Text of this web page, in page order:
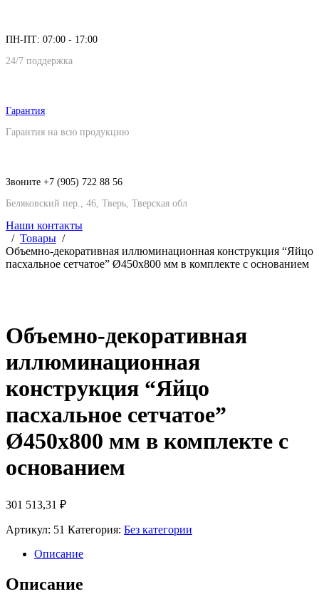
ПН-ПТ: 07:00 - 17:00
24/7 поддержка
Гарантия
Гарантия на всю продукцию
Звоните +7 (905) 722 88 56
Беляковский пер., 46, Тверь, Тверская обл
Наши контакты
Товары
Объемно-декоративная иллюминационная конструкция “Яйцо
пасхальное сетчатое” Ø450х800 мм в комплекте с основанием
Объемно-декоративная
иллюминационная
конструкция “Яйцо
пасхальное сетчатое”
Ø450х800 мм в комплекте с
основанием
301 513,31 ₽
Артикул: 51 Категория: Без категории
Описание
Описание